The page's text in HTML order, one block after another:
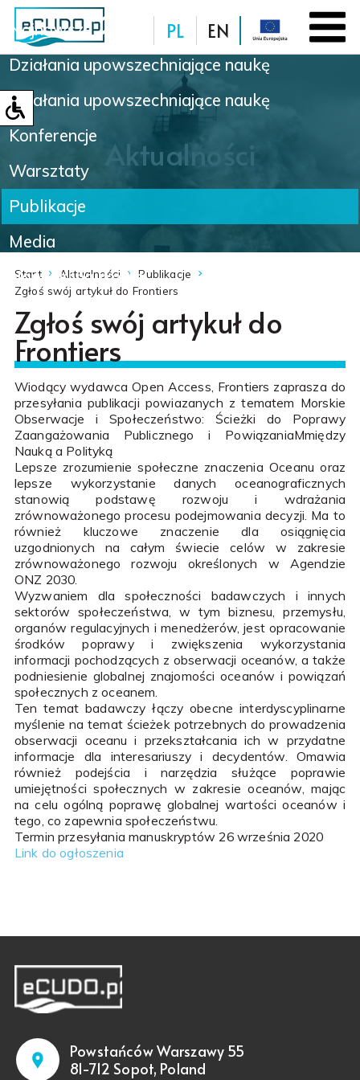
PL EN
Baza danych
Aktualności
Najnowsze
Działania upowszechniające naukę
Działania upowszechniające naukę
Konferencje
Warsztaty
Publikacje
Media
Nowinki naukowe
Start Aktualności
Publikacje
Zgłoś swój artykuł do Frontiers
Zgłoś swój artykuł do
Frontiers
Wiodący wydawca Open Access, Frontiers zaprasza do
przesyłania publikacji powiazanych z tematem Morskie
Obserwacje i Społeczeństwo: Ścieżki do Poprawy
Zaangażowania Publicznego i PowiązaniaMmiędzy
Nauką a Polityką
Lepsze zrozumienie społeczne znaczenia Oceanu oraz
lepsze wykorzystanie danych oceanograficznych
stanowią podstawę rozwoju i wdrażania
zrównoważonego procesu podejmowania decyzji. Ma to
również kluczowe znaczenie dla osiągnięcia
uzgodnionych na całym świecie celów w zakresie
zrównoważonego rozwoju określonych w Agendzie
ONZ 2030.
Wyzwaniem dla społeczności badawczych i innych
sektorów społeczeństwa, w tym biznesu, przemysłu,
organów regulacyjnych i menedżerów, jest opracowanie
środków poprawy i zwiększenia wykorzystania
informacji pochodzących z obserwacji oceanów, a także
podniesienie globalnej znajomości oceanów i powiązań
społecznych z oceanem.
Ten temat badawczy łączy obecne interdyscyplinarne
myślenie na temat ścieżek potrzebnych do prowadzenia
obserwacji oceanu i przekształcania ich w przydatne
informacje dla interesariuszy i decydentów. Omawia
również podejścia i narzędzia służące poprawie
umiejętności społecznych w zakresie oceanów, mając
na celu ogólną poprawę globalnej wartości oceanów i
tego, co zapewnia społeczeństwu.
Termin przesyłania manuskryptów 26 września 2020
Link do ogłoszenia
Powstańców Warszawy 55
81-712 Sopot, Poland